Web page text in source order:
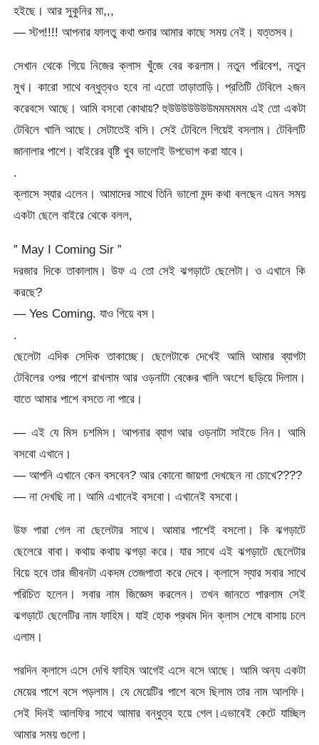
হইছে। আর সুকুনির মা,,,
— স্টপ!!!! আপনার ফালতু কথা শুনার আমার কাছে সময় নেই। যত্তসব।
সেখান থেকে গিয়ে নিজের ক্লাস খুঁজে বের করলাম। নতুন পরিবেশ, নতুন
মুখ। কারো সাথে বন্ধুত্বও হবে না এতো তাড়াতাড়ি। প্রতিটি টেবিলে ২জন
করেবসে আছে। আমি বসবো কোথায়? হুউউউউউউউমমমমমম এই তো একটা
টেবিলে খালি আছে। সেটাতেই বসি। সেই টেবিলে গিয়েই বসলাম। টেবিলটি
জানালার পাশে। বাইরের বৃষ্টি খুব ভালোই উপভোগ করা যাবে।
.
ক্লাসে স্যার এলেন। আমাদের সাথে তিনি ভালো মন্দ কথা বলছেন এমন সময়
একটা ছেলে বাইরে থেকে বলল,
” May I Coming Sir ”
দরজার দিকে তাকালাম। উফ এ তো সেই ঝগড়াটে ছেলেটা। ও এখানে কি
করছে?
— Yes Coming. যাও গিয়ে বস।
.
ছেলেটা এদিক সেদিক তাকাচ্ছে। ছেলেটাকে দেখেই আমি আমার ব্যাগটা
টেবিলের ওপর পাশে রাখলাম আর ওড়নাটা বেঞ্চের খালি অংশে ছড়িয়ে দিলাম।
যাতে আমার পাশে বসতে না পারে।
— এই যে মিস চশমিস। আপনার ব্যাগ আর ওড়নাটা সাইডে নিন। আমি
বসবো এখানে।
— আপনি এখানে কেন বসবেন? আর কোনো জায়গা দেখছেন না চোখে????
— না দেখছি না। আমি এখানেই বসবো। এখানেই বসবো।
উফ পারা গেল না ছেলেটার সাথে। আমার পাশেই বসলো। কি ঝগড়াটে
ছেলেরে বাবা। কথায় কথায় ঝগড়া করে। যার সাথে এই ঝগড়াটে ছেলেটার
বিয়ে হবে তার জীবনটা একদম তেজপাতা করে দেবে। ক্লাসে স্যার সবার সাথে
পরিচিত হলেন। সবার নাম জিজ্ঞেস করলেন। তখন জানতে পারলাম সেই
ঝগড়াটে ছেলেটির নাম ফাহিম। যাই হোক প্রথম দিন ক্লাস শেষে বাসায় চলে
এলাম।
পরদিন ক্লাসে এসে দেখি ফাহিম আগেই এসে বসে আছে। আমি অন্য একটা
মেয়ের পাশে বসে পড়লাম। যে মেয়েটির পাশে বসে ছিলাম তার নাম আলফি।
সেই দিনই আলফির সাথে আমার বন্ধুত্ব হয়ে গেল।এভাবেই কেটে যাচ্ছিল
আমার সময় গুলো।